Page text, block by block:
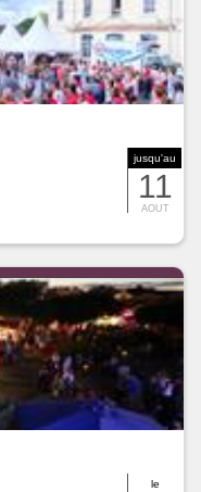
jusqu'au
11
AOUT
le